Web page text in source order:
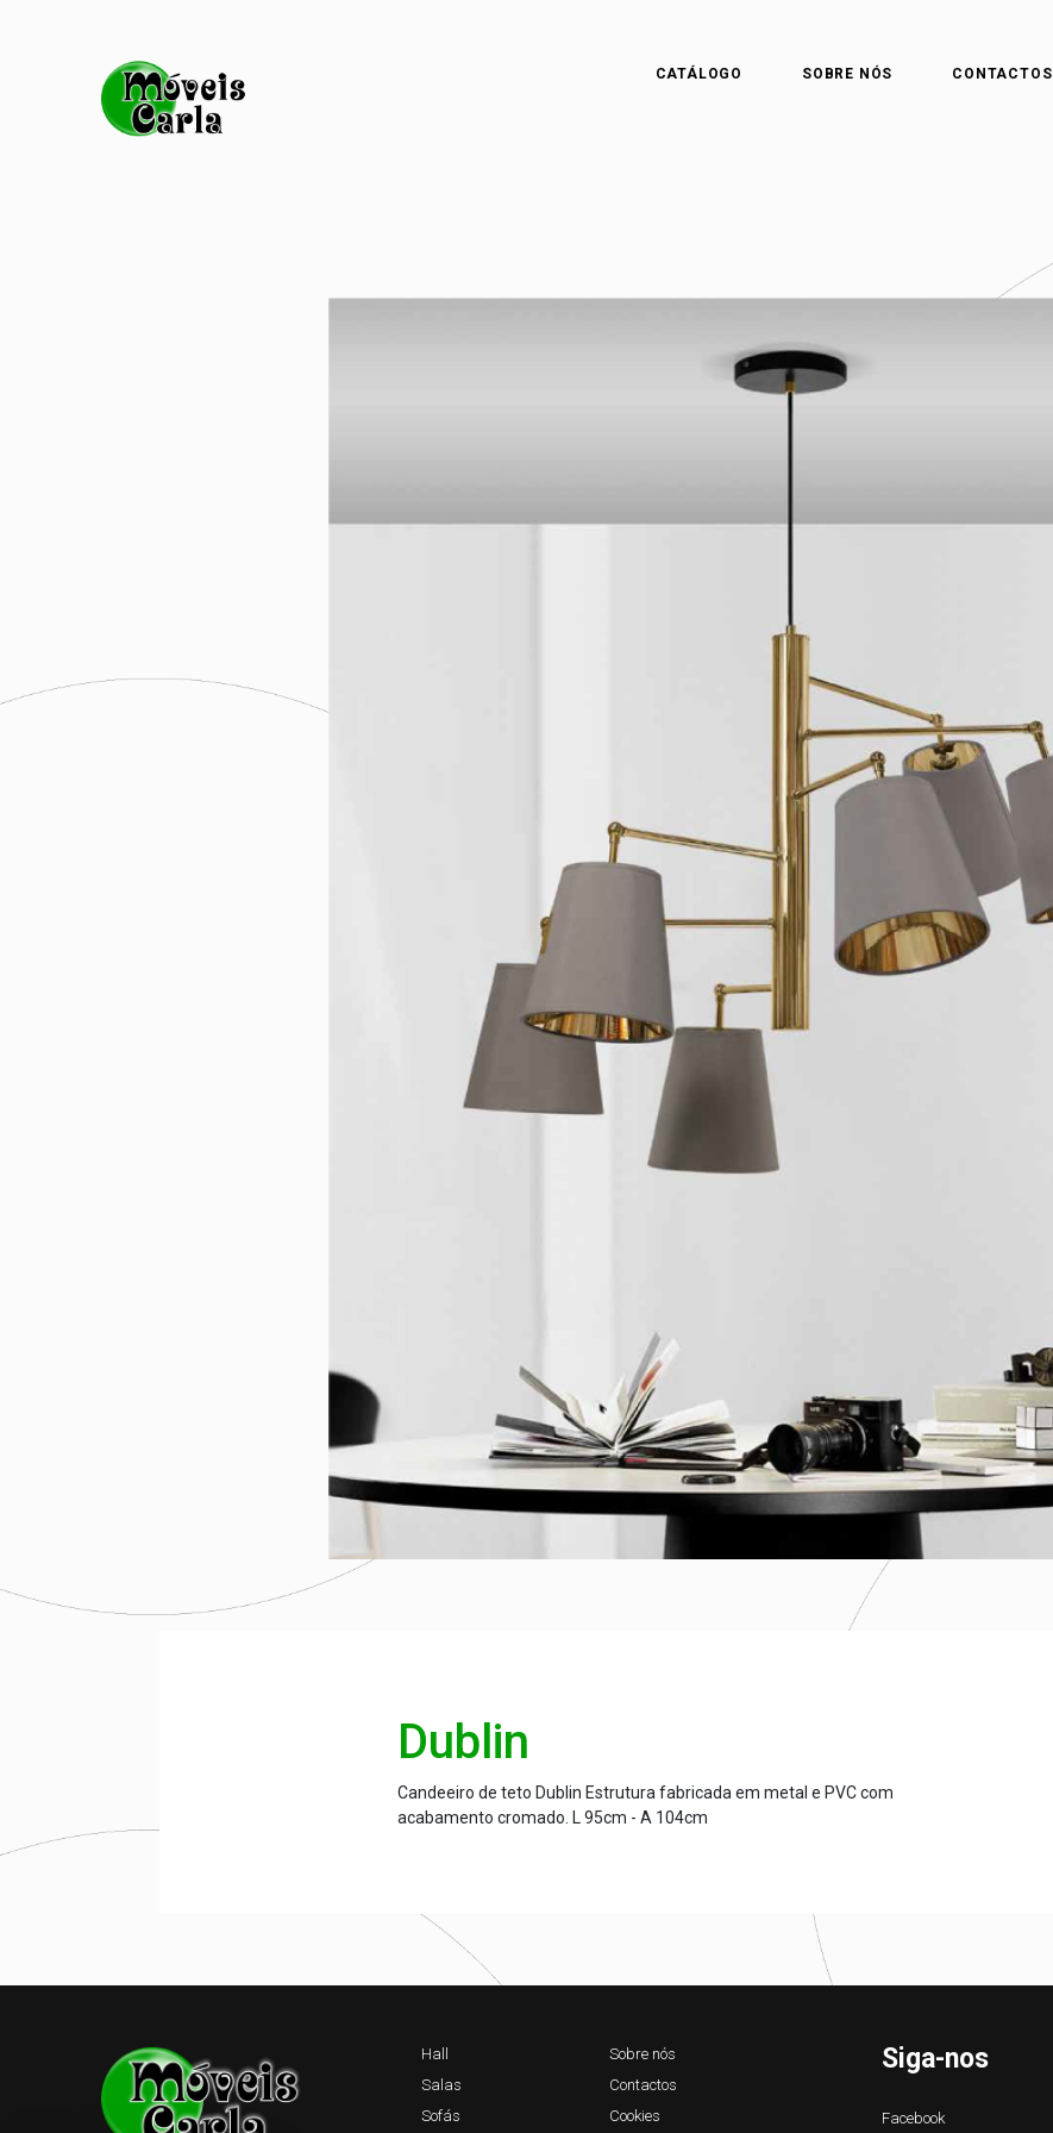
CATÁLOGO SOBRE NÓS CONTACTOS
Dublin
Candeeiro de teto Dublin Estrutura fabricada em metal e PVC com
acabamento cromado. L 95cm - A 104cm
Hall
Salas
Sofás
Sobre nós
Contactos
Cookies
Siga-nos
Facebook